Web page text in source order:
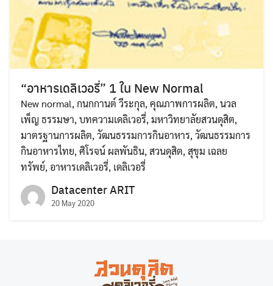
Search
“อาหารเดลิเวอรี่” 1 ใน New Normal
New normal, กนกกานต์ วีระกุล, คุณภาพการผลิต, นวล
เพ็ญ ธรรมษา, บทความเดลิเวอรี่, มหาวิทยาลัยสวนดุสิต,
มาตรฐานการผลิต, วัฒนธรรมการกินอาหาร, วัฒนธรรมการ
กินอาหารไทย, ศิโรจน์ ผลพันธิน, สวนดุสิต, สุขุม เฉลย
ทรัพย์, อาหารเดลิเวอรี่, เดลิเวอรี่
Datacenter ARIT
20 May 2020